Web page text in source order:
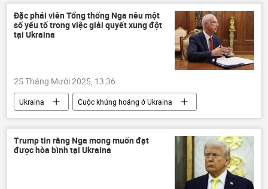
Tổng thư ký Liên Hợp Quốc
Antonio Guterres
thông tin
Hà Nội
Đặc phái viên Tổng thống Nga nêu một
số yếu tố trong việc giải quyết xung đột
tại Ukraina
25 Tháng Mười 2025, 13:36
Ukraina
Cuộc khủng hoảng ở Ukraina
Chiến dịch quân sự đặc biệt tại Ukraina
Nga
Hoa Kỳ
Donald Trump
Chính trị
Thế giới
Trump tin rằng Nga mong muốn đạt
được hòa bình tại Ukraina